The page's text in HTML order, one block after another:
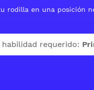
rodilla en una posición
habilidad requerido: